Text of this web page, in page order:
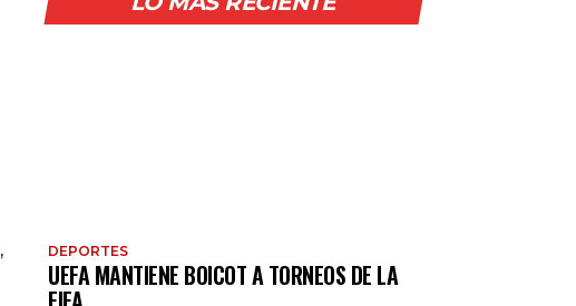
,
DEPORTES
UEFA MANTIENE BOICOT A TORNEOS DE LA